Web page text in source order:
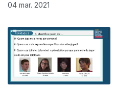
04 mar. 2021
530856